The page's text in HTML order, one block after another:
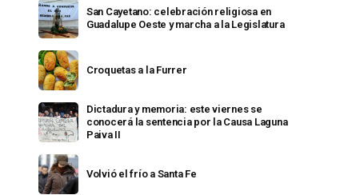
San Cayetano: celebración religiosa en
Guadalupe Oeste y marcha a la Legislatura
Croquetas a la Furrer
Dictadura y memoria: este viernes se
conocerá la sentencia por la Causa Laguna
Paiva II
Volvió el frío a Santa Fe